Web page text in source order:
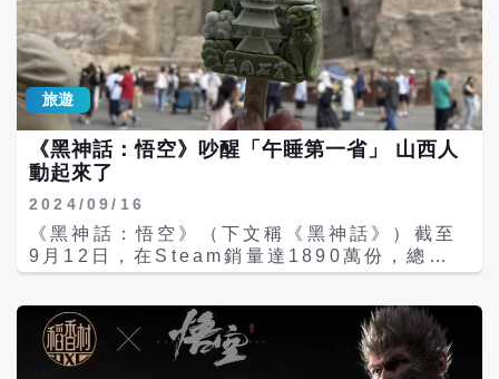
旅遊
《黑神話：悟空》吵醒「午睡第一省」 山西人
動起來了
2024/09/16
《黑神話：悟空》（下文稱《黑神話》）截至
9月12日，在Steam銷量達1890萬份，總收
入近65億元人民幣。遊戲內36個取景地，其中
「潑天的富貴」。 以前到大陸「午睡第一省」
山西旅遊，到了下午兩三點，你會發現大部分
餐廳都休息了兩點到四點左右，服務人員都在